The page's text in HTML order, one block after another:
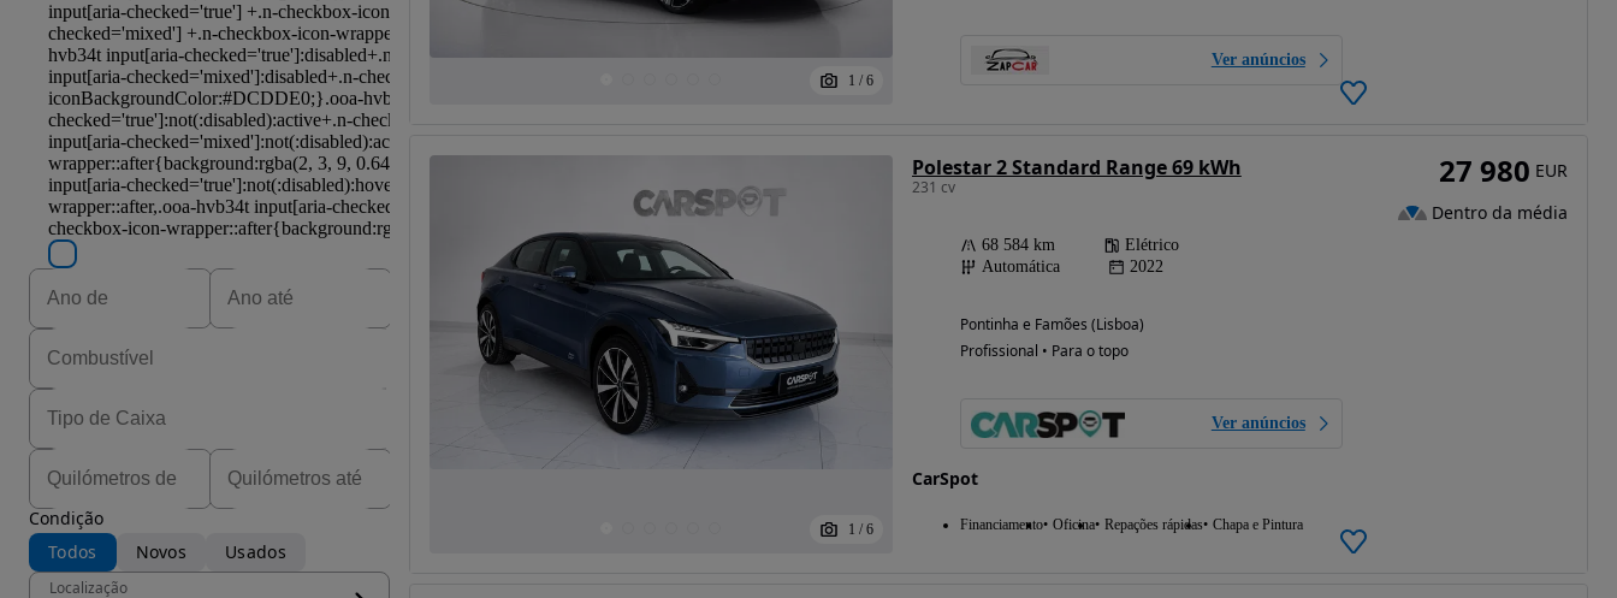
Possibilidade de
Condição
Todos
Novos Usados
Localização
1 / 6
Ver anúncios
1 / 6
Polestar 2 Standard Range 69 kWh
231 cv
68 584 km
Elétrico
Automática
2022
Pontinha e Famões (Lisboa)
Profissional • Para o topo
Ver anúncios
CarSpot
Financiamento Oficina Repações rápidas Chapa e Pintura
27 980 EUR
Dentro da média